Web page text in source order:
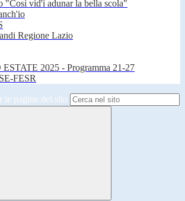
"Così vid'ì adunar la bella scola"
Regione Lazio
2025 - Programma 21-27
FESR
le pagine del sito